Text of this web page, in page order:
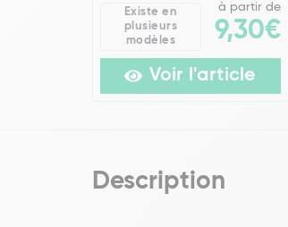
Existe en
plusieurs
modèles
à partir de
9,30€
Voir l'article
Description